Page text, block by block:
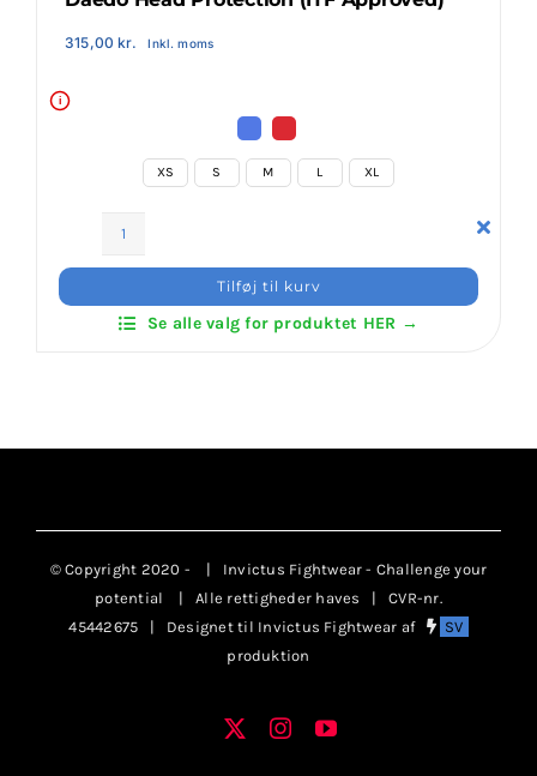
315,00kr. Inkl. moms
i
XS S M L XL
Protection
(ITF
Tilføj til kurv
Se alle valg for produktet HER →
© Copyright 2020 -
| Invictus Fightwear - Challenge your
potential
| Alle rettigheder haves | CVR-nr.
45442675 | Designet til Invictus Fightwear af
SV
produktion
Facebook
X InstagramYouTube